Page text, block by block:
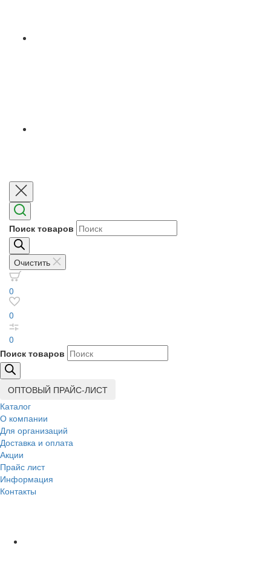
Поиск товаров
Очистить
0
0
0
Поиск товаров
ОПТОВЫЙ ПРАЙС-ЛИСТ
Каталог
О компании
Для организаций
Доставка и оплата
Акции
Прайс лист
Информация
Контакты